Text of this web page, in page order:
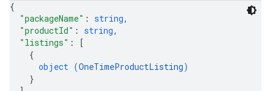
{
"packageName" : string,
"productId" : string,
"listings" :
[
{
object (OneTimeProductListing)
}